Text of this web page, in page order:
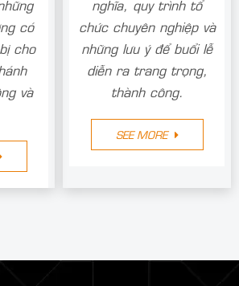
có
cho
và
nghĩa, quy trình tổ
chức chuyên nghiệp và
những lưu ý để buổi lễ
diễn ra trang trọng,
thành công.
SEE MORE